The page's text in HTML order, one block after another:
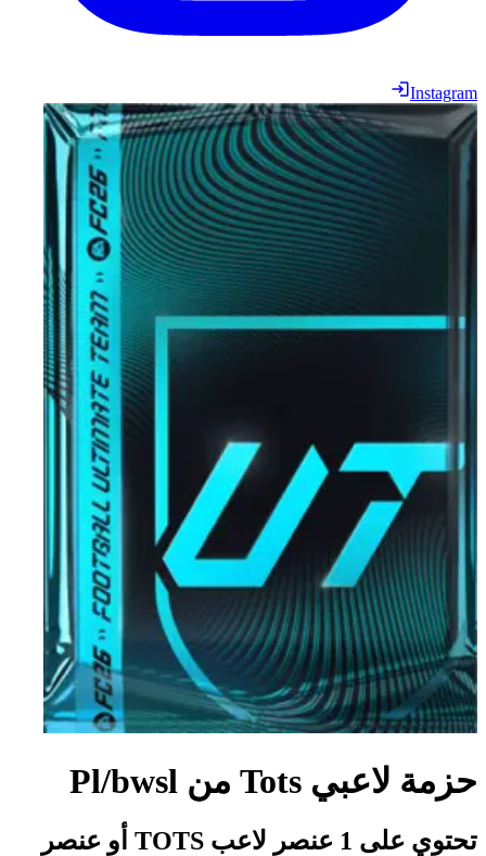
Instagram
حزمة لاعبي Tots من Pl/bwsl
تحتوي على 1 عنصر لاعب TOTS أو عنصر